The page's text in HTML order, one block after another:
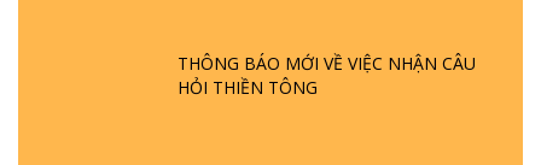
THÔNG BÁO MỚI VỀ VIỆC NHẬN CÂU
HỎI THIỀN TÔNG
TTTD
GIẢI ĐÁP ĐẶC BIỆT P23 - THIÊN ĐÀNG Ở